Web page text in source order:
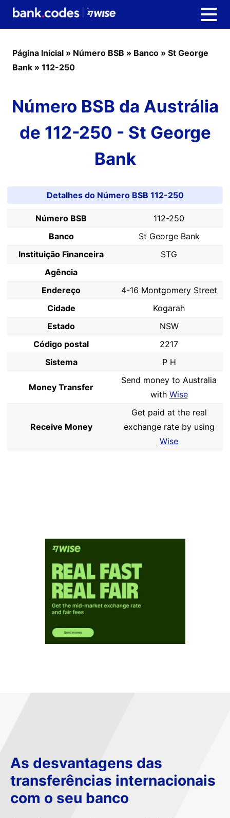
Página Inicial » Número BSB » Banco » St George
Bank » 112-250
Número BSB da Austrália
de 112-250 - St George
Bank
Detalhes do Número BSB 112-250
Número BSB
112-250
Banco
St George Bank
Instituição Financeira
STG
Agência
Endereço
4-16 Montgomery Street
Cidade
Kogarah
Estado
NSW
Código postal
2217
Sistema
P H
Money Transfer
Send money to Australia
with Wise
Receive Money
Get paid at the real
exchange rate by using
Wise
As desvantagens das
transferências internacionais
com o seu banco